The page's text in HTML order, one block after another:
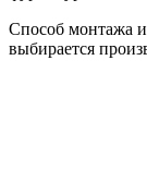
Способ монтажа
выбирается